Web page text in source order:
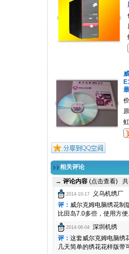
相关评论
→ 评论内容(点击查看)共
2014-10-17
义乌机绣厂
评： 威尔克姆电脑绣花制
比田岛7.0多些，使用方便
2014-06-04
深圳机绣
评： 这套威尔克姆电脑绣
几天简单的绣花花样版带